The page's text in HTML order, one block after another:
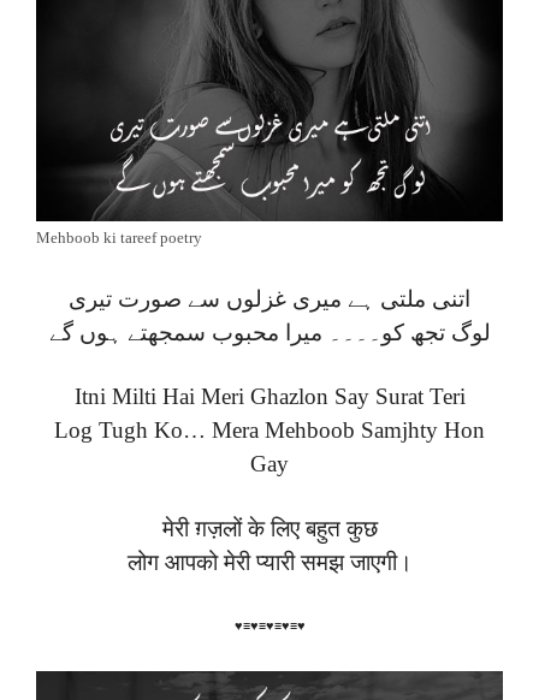
Mehboob ki tareef poetry
اتنی ملتی ہے میری غزلوں سے صورت تیری
لوگ تجھ کو۔۔۔۔ میرا محبوب سمجھتے ہوں گے
Itni Milti Hai Meri Ghazlon Say Surat Teri
Log Tugh Ko… Mera Mehboob Samjhty Hon
Gay
मेरी ग़ज़लों के लिए बहुत कुछ
लोग आपको मेरी प्यारी समझ जाएगी।
♥≡♥≡♥≡♥≡♥